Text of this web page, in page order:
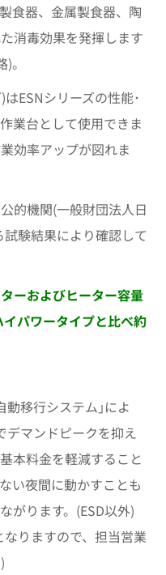
食器、金属製食器、陶
消毒効果を発揮します
。
ESNシリーズの性能･
業台として使用できま
効率アップが図れま
的機関(一般財団法人日
験結果により確認して
ーおよびヒーター容量
パワータイプと比べ約
動移行システム｣によ
デマンドピークを抑え
本料金を軽減すること
い夜間に動かすことも
がります。(ESD以外)
りますので、担当営業